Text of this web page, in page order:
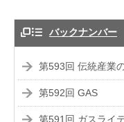
バックナンバー
第593回 伝統産業
第592回 GAS
第591回 ガスライ